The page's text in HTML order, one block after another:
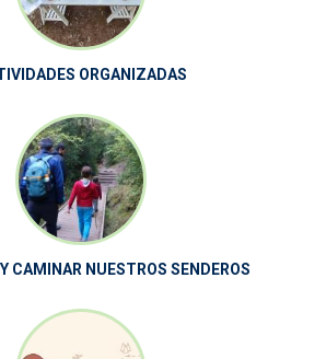
ORGANIZADAS
CAMINAR NUESTROS SENDEROS